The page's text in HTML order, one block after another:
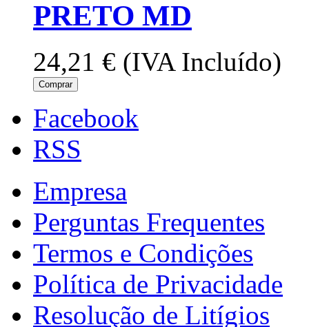
PRETO MD
24,21 € (IVA Incluído)
Comprar
Facebook
RSS
Empresa
Perguntas Frequentes
Termos e Condições
Política de Privacidade
Resolução de Litígios